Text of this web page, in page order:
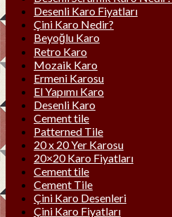
Desenli Karo Fiyatları
Çini Karo Nedir?
Beyoğlu Karo
Retro Karo
Mozaik Karo
Ermeni Karosu
El Yapımı Karo
Desenli Karo
Cement tile
Patterned Tile
20 x 20 Yer Karosu
20×20 Karo Fiyatları
Cement tile
Cement Tile
Çini Karo Desenleri
Çini Karo Fiyatları